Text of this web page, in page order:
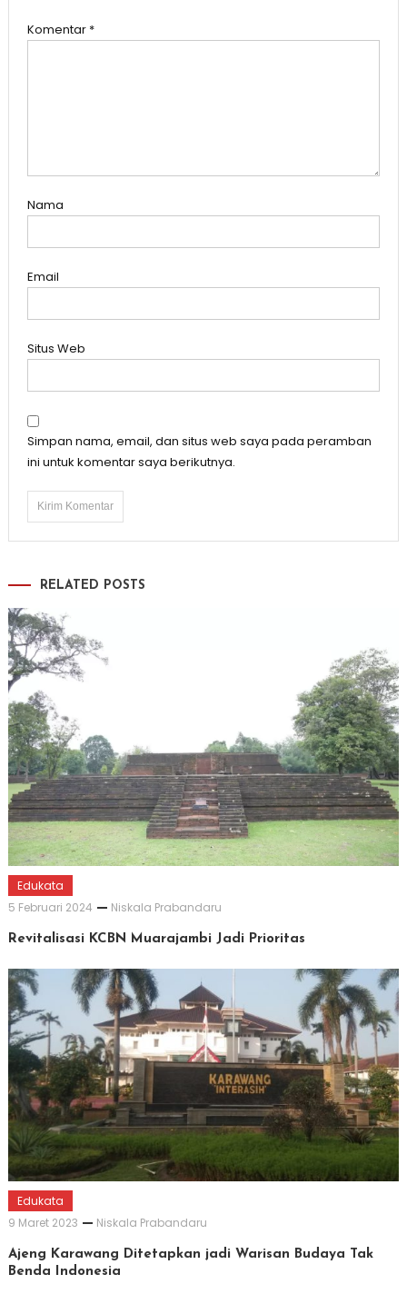
Komentar *
Nama
Email
Situs Web
Simpan nama, email, dan situs web saya pada peramban
ini untuk komentar saya berikutnya.
RELATED POSTS
Edukata
5 Februari 2024
Niskala Prabandaru
Revitalisasi KCBN Muarajambi Jadi Prioritas
Edukata
9 Maret 2023
Niskala Prabandaru
Ajeng Karawang Ditetapkan jadi Warisan Budaya Tak
Benda Indonesia